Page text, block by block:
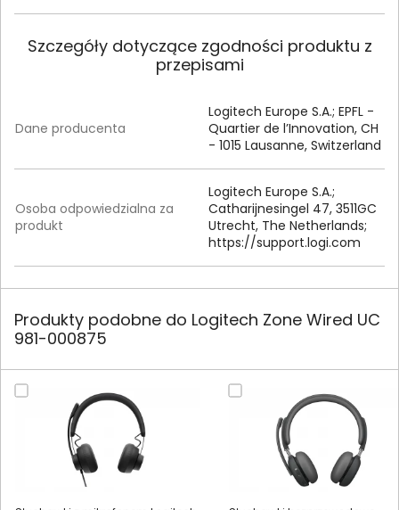
Szczegóły dotyczące zgodności produktu z
przepisami
Dane producenta
Logitech Europe S.A.; EPFL -
Quartier de l’Innovation, CH
- 1015 Lausanne, Switzerland
Osoba odpowiedzialna za
produkt
Logitech Europe S.A.;
Catharijnesingel 47, 3511GC
Utrecht, The Netherlands;
https://support.logi.com
Produkty podobne do Logitech Zone Wired UC
981-000875